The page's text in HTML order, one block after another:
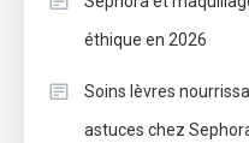
éthique en 2026
Soins lèvres
astuces chez